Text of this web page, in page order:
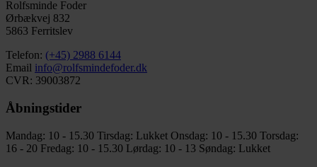
Rolfsminde Foder
Ørbækvej 832
5863 Ferritslev
Telefon: (+45) 2988 6144
Email info@rolfsmindefoder.dk
CVR: 39003872
Åbningstider
Mandag: 10 - 15.30 Tirsdag: Lukket Onsdag: 10 - 15.30 Torsdag:
16 - 20 Fredag: 10 - 15.30 Lørdag: 10 - 13 Søndag: Lukket